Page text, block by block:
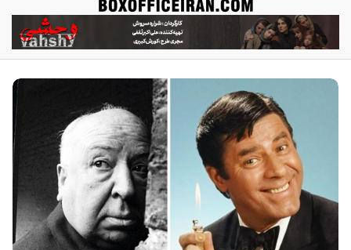
ب
ا
ک
س
آ
ف
ی
س
ا
ی
ر
ن